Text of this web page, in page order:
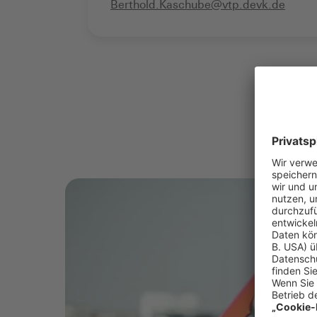
Berthold.Kaschube@vtp.devk.de